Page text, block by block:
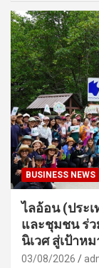
BUSINESS NEWS
ไลอ้อน (ประ
และชุมชน ร่
นิเวศ สู่เป้าห
03/08/2026